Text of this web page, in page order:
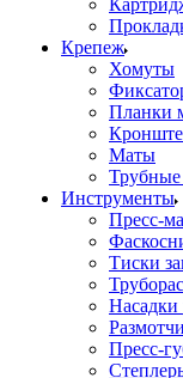
Крепеж
Хомуты
Планки
Маты
Инструменты
Пресс-
Тиски
Насадки
Пресс-